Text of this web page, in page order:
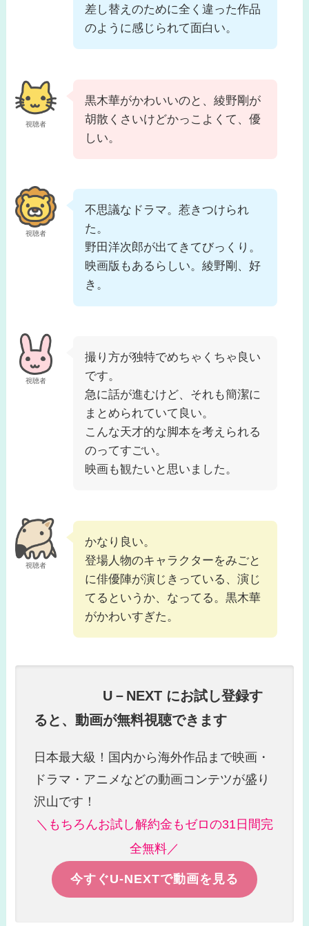
差し替えのために全く違った作品
のように感じられて面白い。
視聴者
黒木華がかわいいのと、綾野剛が
胡散くさいけどかっこよくて、優
しい。
視聴者
不思議なドラマ。惹きつけられ
た。
野田洋次郎が出てきてびっくり。
映画版もあるらしい。綾野剛、好
き。
視聴者
撮り方が独特でめちゃくちゃ良い
です。
急に話が進むけど、それも簡潔に
まとめられていて良い。
こんな天才的な脚本を考えられる
のってすごい。
映画も観たいと思いました。
視聴者
かなり良い。
登場人物のキャラクターをみごと
に俳優陣が演じきっている、演じ
てるというか、なってる。黒木華
がかわいすぎた。
U－NEXT にお試し登録す
ると、動画が無料視聴できます
日本最大級！国内から海外作品まで映画・
ドラマ・アニメなどの動画コンテツが盛り
沢山です！
＼もちろんお試し解約金もゼロの31日間完
全無料／
今すぐU-NEXTで動画を見る